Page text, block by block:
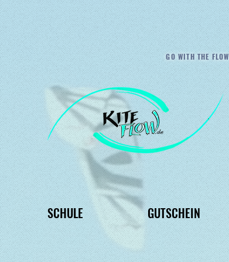
GO WITH THE FLOW
SCHULE GUTSCHEIN